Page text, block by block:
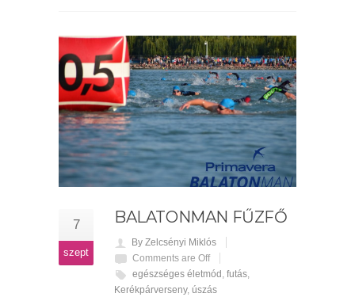
7
szept
BALATONMAN FŰZFŐ
By Zelcsényi Miklós
Comments are Off
egészséges életmód , futás,
Kerékpárverseny, úszás